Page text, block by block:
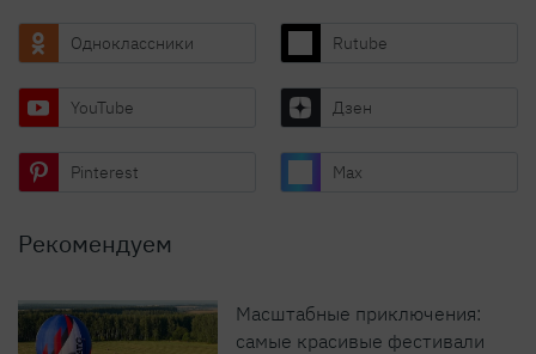
Одноклассники Rutube
YouTube Дзен
Pinterest Max
Рекомендуем
Масштабные приключения:
самые красивые фестивали